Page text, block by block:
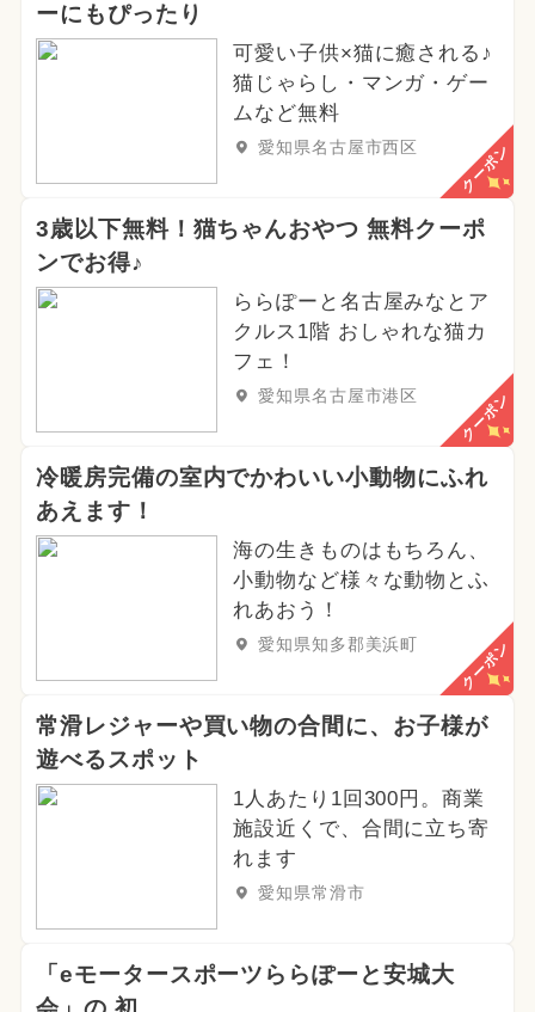
ーにもぴったり
可愛い子供×猫に癒される♪
猫じゃらし・マンガ・ゲー
ムなど無料
愛知県名古屋市西区 クーポン
3歳以下無料！猫ちゃんおやつ 無料クーポ
ンでお得♪
ららぽーと名古屋みなとア
クルス1階 おしゃれな猫カ
フェ！
愛知県名古屋市港区 クーポン
冷暖房完備の室内でかわいい小動物にふれ
あえます！
海の生きものはもちろん、
小動物など様々な動物とふ
れあおう！
愛知県知多郡美浜町 クーポン
常滑レジャーや買い物の合間に、お子様が
遊べるスポット
1人あたり1回300円。商業
施設近くで、合間に立ち寄
れます
愛知県常滑市
「eモータースポーツららぽーと安城大